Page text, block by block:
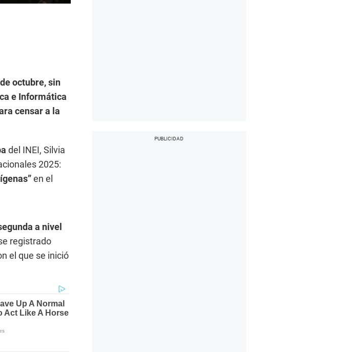
octubre, sin
e Informática
censar a la
del INEI, Silvia
2025:
en el
a nivel
registrado
el que se inició